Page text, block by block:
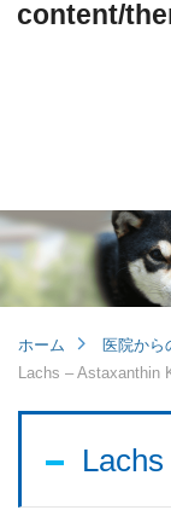
content/
子ども
視能訓
ホーム 医院から
Lachs – Astaxanthin